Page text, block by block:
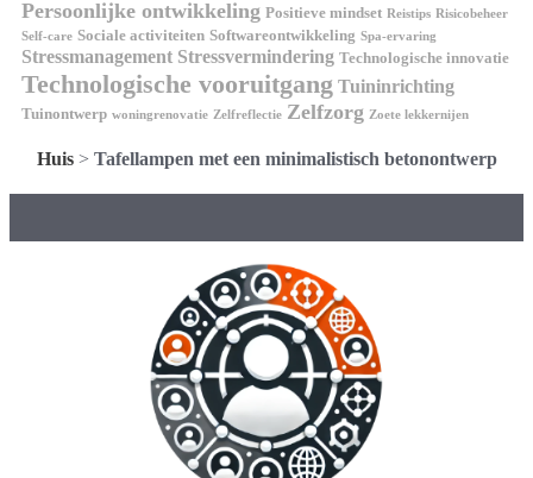
Persoonlijke ontwikkeling Positieve mindset Reistips Risicobeheer
Self-care Sociale activiteiten Softwareontwikkeling Spa-ervaring
Stressmanagement Stressvermindering Technologische innovatie
Technologische vooruitgang Tuininrichting
Tuinontwerp woningrenovatie Zelfreflectie Zelfzorg Zoete lekkernijen
Huis> Tafellampen met een minimalistisch betonontwerp